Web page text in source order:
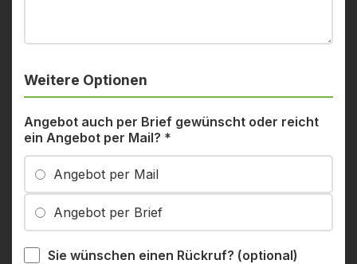
Weitere Optionen
Angebot auch per Brief gewünscht oder reicht
ein Angebot per Mail? *
Angebot per Mail
Angebot per Brief
Sie wünschen einen Rückruf? (optional)